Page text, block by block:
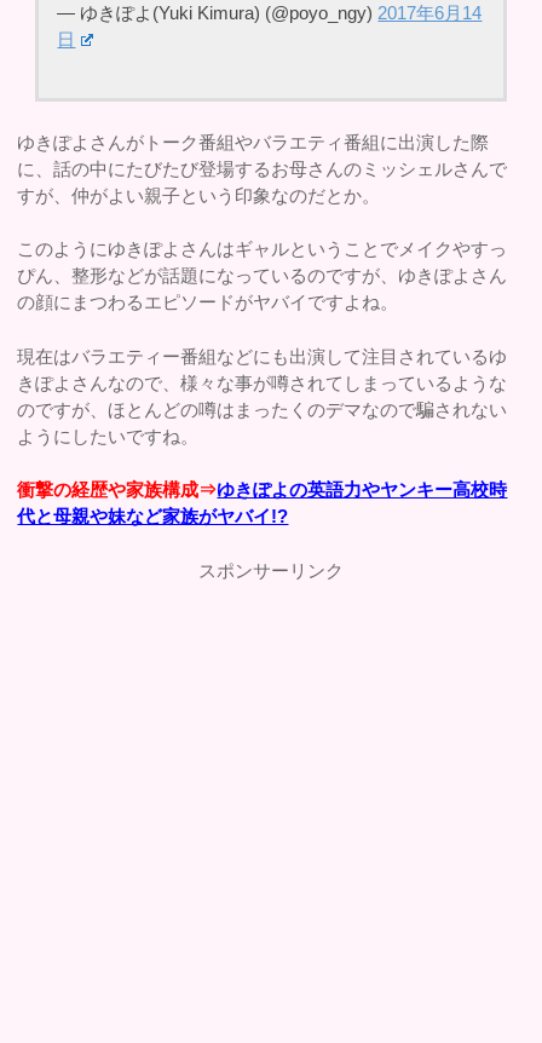
— ゆきぽよ(Yuki Kimura) (@poyo_ngy) 2017年6月14
日
ゆきぽよさんがトーク番組やバラエティ番組に出演した際
に、話の中にたびたび登場するお母さんのミッシェルさんで
すが、仲がよい親子という印象なのだとか。
このようにゆきぽよさんはギャルということでメイクやすっ
ぴん、整形などが話題になっているのですが、ゆきぽよさん
の顔にまつわるエピソードがヤバイですよね。
現在はバラエティー番組などにも出演して注目されているゆ
きぽよさんなので、様々な事が噂されてしまっているような
のですが、ほとんどの噂はまったくのデマなので騙されない
ようにしたいですね。
衝撃の経歴や家族構成⇒ゆきぽよの英語力やヤンキー高校時
代と母親や妹など家族がヤバイ!?
スポンサーリンク